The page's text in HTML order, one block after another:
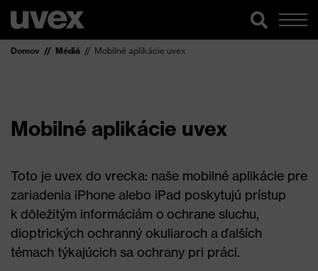
Domov Médiá Mobilné aplikácie uvex
Mobilné aplikácie uvex
Toto je uvex do vrecka: naše mobilné aplikácie pre
zariadenia iPhone alebo iPad poskytujú prístup
k dôležitým informáciám o ochrane sluchu,
dioptrických ochranný okuliaroch a ďalších
témach týkajúcich sa ochrany pri práci.